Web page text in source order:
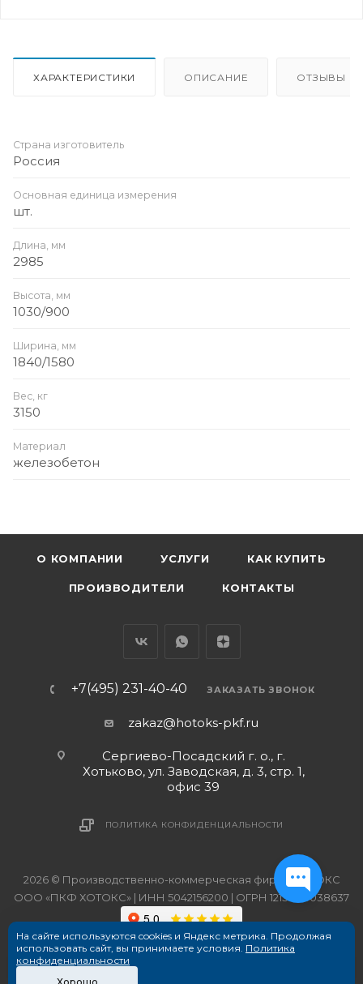
ХАРАКТЕРИСТИКИ ОПИСАНИЕ ОТЗЫВЫ
Страна изготовитель
Россия
Основная единица измерения
шт.
Длина, мм
2985
Высота, мм
1030/900
Ширина, мм
1840/1580
Вес, кг
3150
Материал
железобетон
О КОМПАНИИ УСЛУГИ КАК КУПИТЬ
ПРОИЗВОДИТЕЛИ КОНТАКТЫ
+7(495) 231-40-40 ЗАКАЗАТЬ ЗВОНОК
zakaz@hotoks-pkf.ru
Сергиево-Посадский г. о., г.
Хотьково, ул. Заводская, д. 3, стр. 1,
офис 39
ПОЛИТИКА КОНФИДЕНЦИАЛЬНОСТИ
2026 © Производственно-коммерческая фирма ХОТОКС
ООО «ПКФ ХОТОКС» | ИНН 5042156200 | ОГРН 1215000038637
На сайте используются cookies и Яндекс метрика. Продолжая
использовать сайт, вы принимаете условия. Политика
конфиденциальности